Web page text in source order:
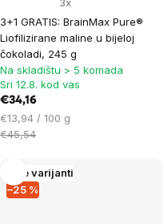
3+1 GRATIS: BrainMax Pure®
Liofilizirane maline u bijeloj
čokoladi, 245 g
Na skladištu > 5 komada
Sri 12.8. kod vas
€34,16
Cijena
mjere:
€13,94 / 100 g
€45,54
–25 %
Više varijanti